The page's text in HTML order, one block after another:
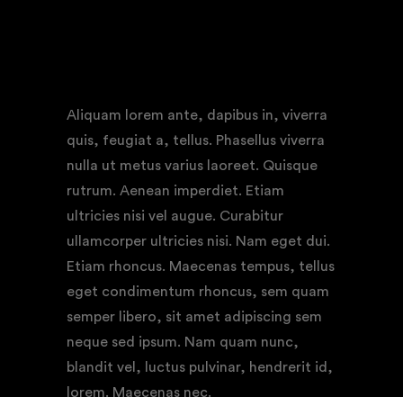
Aliquam lorem ante, dapibus in, viverra
quis, feugiat a, tellus. Phasellus viverra
nulla ut metus varius laoreet. Quisque
rutrum. Aenean imperdiet. Etiam
ultricies nisi vel augue. Curabitur
ullamcorper ultricies nisi. Nam eget dui.
Etiam rhoncus. Maecenas tempus, tellus
eget condimentum rhoncus, sem quam
semper libero, sit amet adipiscing sem
neque sed ipsum. Nam quam nunc,
blandit vel, luctus pulvinar, hendrerit id,
lorem. Maecenas nec.